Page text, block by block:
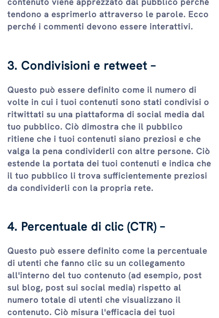
tendono a esprimerlo attraverso le parole. Ecco
perché i commenti devono essere interattivi.
3. Condivisioni e retweet –
Questo può essere definito come il numero di
volte in cui i tuoi contenuti sono stati condivisi o
ritwittati su una piattaforma di social media dal
tuo pubblico. Ciò dimostra che il pubblico
ritiene che i tuoi contenuti siano preziosi e che
valga la pena condividerli con altre persone. Ciò
estende la portata dei tuoi contenuti e indica che
il tuo pubblico li trova sufficientemente preziosi
da condividerli con la propria rete.
4. Percentuale di clic (CTR) –
Questo può essere definito come la percentuale
di utenti che fanno clic su un collegamento
all'interno del tuo contenuto (ad esempio, post
sul blog, post sui social media) rispetto al
numero totale di utenti che visualizzano il
contenuto. Ciò misura l'efficacia dei tuoi